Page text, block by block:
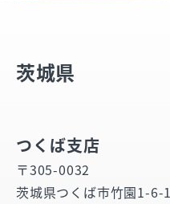
茨城県
つくば支店
〒305-0032
茨城県つくば市竹園1-6-